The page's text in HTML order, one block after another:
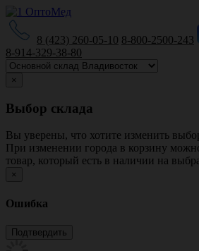
8 (423) 260-05-10 8-800-2500-243
8-914-329-38-80
×
Выбор склада
Вы уверены, что хотите изменить
При изменении города в корзину
товар, который есть в наличии на
×
Ошибка